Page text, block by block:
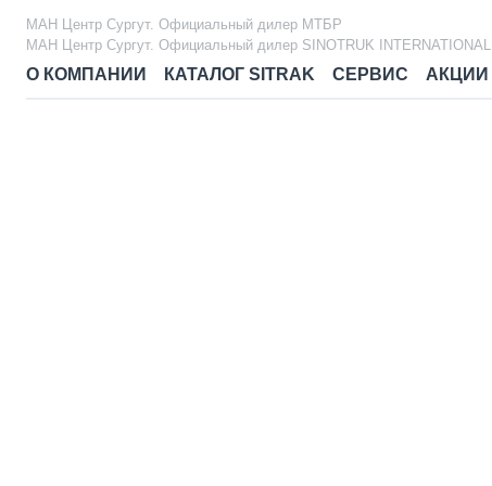
МАН Центр Сургут. Официальный дилер МТБР
МАН Центр Сургут. Официальный дилер SINOTRUK INTERNATIONAL
О КОМПАНИИ КАТАЛОГ SITRAK СЕРВИС АКЦИИ